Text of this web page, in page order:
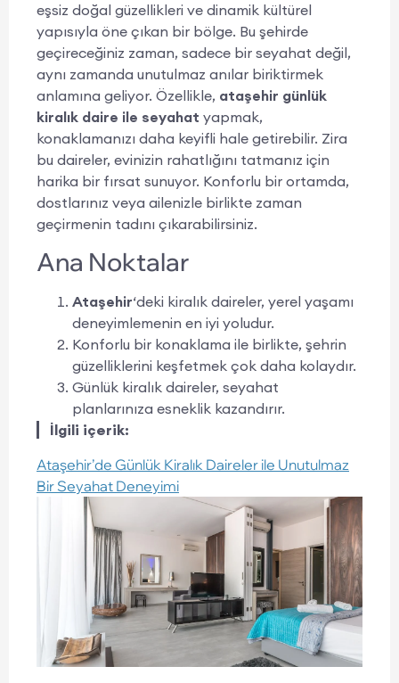
eşsiz doğal güzellikleri ve dinamik kültürel
yapısıyla öne çıkan bir bölge. Bu şehirde
geçireceğiniz zaman, sadece bir seyahat değil,
aynı zamanda unutulmaz anılar biriktirmek
anlamına geliyor. Özellikle, ataşehir günlük
kiralık daire ile seyahat yapmak,
konaklamanızı daha keyifli hale getirebilir. Zira
bu daireler, evinizin rahatlığını tatmanız için
harika bir fırsat sunuyor. Konforlu bir ortamda,
dostlarınız veya ailenizle birlikte zaman
geçirmenin tadını çıkarabilirsiniz.
Ana Noktalar
Ataşehir‘deki kiralık daireler, yerel yaşamı
deneyimlemenin en iyi yoludur.
Konforlu bir konaklama ile birlikte, şehrin
güzelliklerini keşfetmek çok daha kolaydır.
Günlük kiralık daireler, seyahat
planlarınıza esneklik kazandırır.
İlgili içerik:
Ataşehir’de Günlük Kiralık Daireler ile Unutulmaz
Bir Seyahat Deneyimi